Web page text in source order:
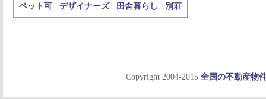
ペット可 デザイナーズ 田舎暮らし 別荘
Copyright 2004-2015 全国の不動産物